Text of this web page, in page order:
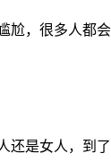
尬，很多人都
还是女人，到